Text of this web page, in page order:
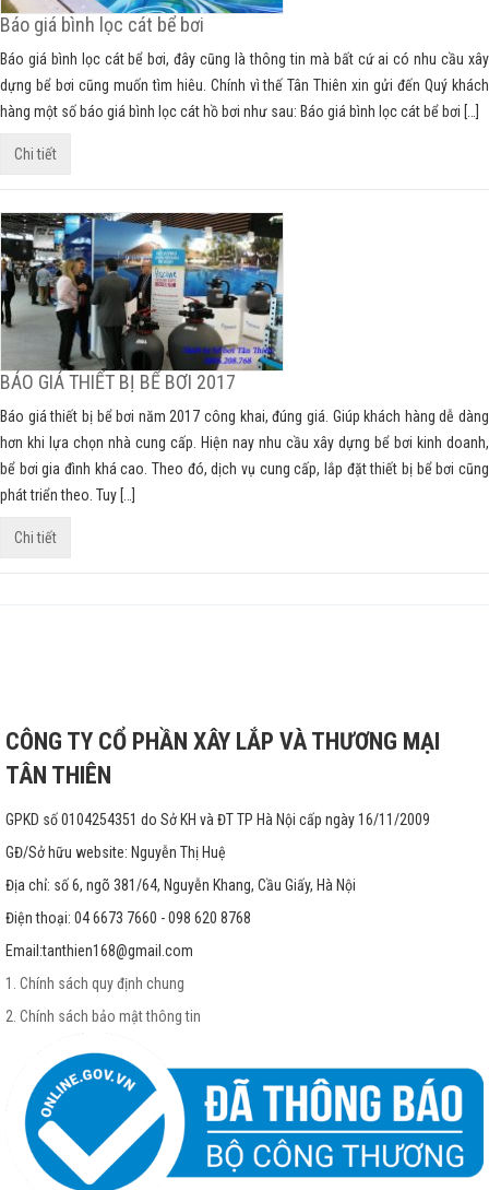
Báo giá bình lọc cát bể bơi
Báo giá bình lọc cát bể bơi, đây cũng là thông tin mà bất cứ ai có nhu cầu xây
dựng bể bơi cũng muốn tìm hiêu. Chính vì thế Tân Thiên xin gửi đến Quý khách
hàng một số báo giá bình lọc cát hồ bơi như sau: Báo giá bình lọc cát bể bơi […]
Chi tiết
BÁO GIÁ THIẾT BỊ BỂ BƠI 2017
Báo giá thiết bị bể bơi năm 2017 công khai, đúng giá. Giúp khách hàng dễ dàng
hơn khi lựa chọn nhà cung cấp. Hiện nay nhu cầu xây dựng bể bơi kinh doanh,
bể bơi gia đình khá cao. Theo đó, dịch vụ cung cấp, lắp đặt thiết bị bể bơi cũng
phát triển theo. Tuy […]
Chi tiết
CÔNG TY CỔ PHẦN XÂY LẮP VÀ THƯƠNG MẠI
TÂN THIÊN
GPKD số 0104254351 do Sở KH và ĐT TP Hà Nội cấp ngày 16/11/2009
GĐ/Sở hữu website: Nguyễn Thị Huệ
Địa chỉ: số 6, ngõ 381/64, Nguyễn Khang, Cầu Giấy, Hà Nội
Điện thoại: 04 6673 7660 - 098 620 8768
Email:tanthien168@gmail.com
1. Chính sách quy định chung
2. Chính sách bảo mật thông tin